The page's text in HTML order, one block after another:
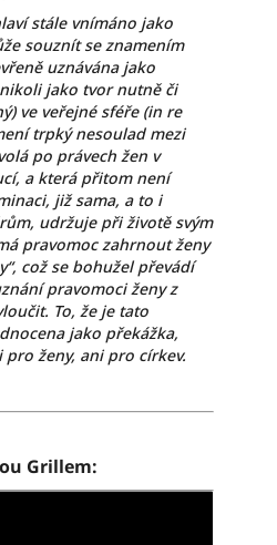
stále vnímáno jako
souznít se znamením
uznávána jako
jako tvor nutně či
ve veřejné sféře (in re
trpký nesoulad mezi
po právech žen v
a která přitom není
již sama, a to i
udržuje při životě svým
pravomoc zahrnout ženy
což se bohužel převádí
pravomoci ženy z
To, že je tato
jako překážka,
ženy, ani pro církev.
Grillem: